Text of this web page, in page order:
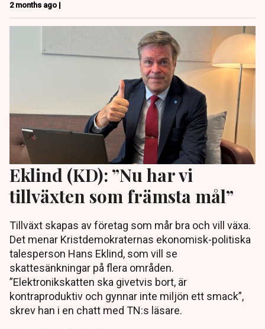
2 months ago |
Eklind (KD): ”Nu har vi
tillväxten som främsta mål”
Tillväxt skapas av företag som mår bra och vill växa.
Det menar Kristdemokraternas ekonomisk-politiska
talesperson Hans Eklind, som vill se
skattesänkningar på flera områden.
”Elektronikskatten ska givetvis bort, är
kontraproduktiv och gynnar inte miljön ett smack”,
skrev han i en chatt med TN:s läsare.